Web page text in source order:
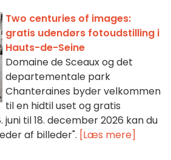
Two centuries of images:
gratis udendørs fotoudstilling i
Hauts-de-Seine
Domaine de Sceaux og det
departementale park
Chanteraines byder velkommen
til en hidtil uset og gratis
juni til 18. december 2026 kan du
af billeder". [Læs mere]